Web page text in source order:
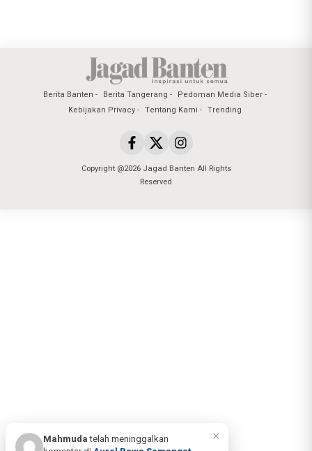
Berita Banten Berita Tangerang
Pedoman Media Siber
Kebijakan Privacy
Tentang Kami Trending
Copyright @2026 Jagad Banten All Rights
Reserved
×
Mahmudatelah meninggalkan